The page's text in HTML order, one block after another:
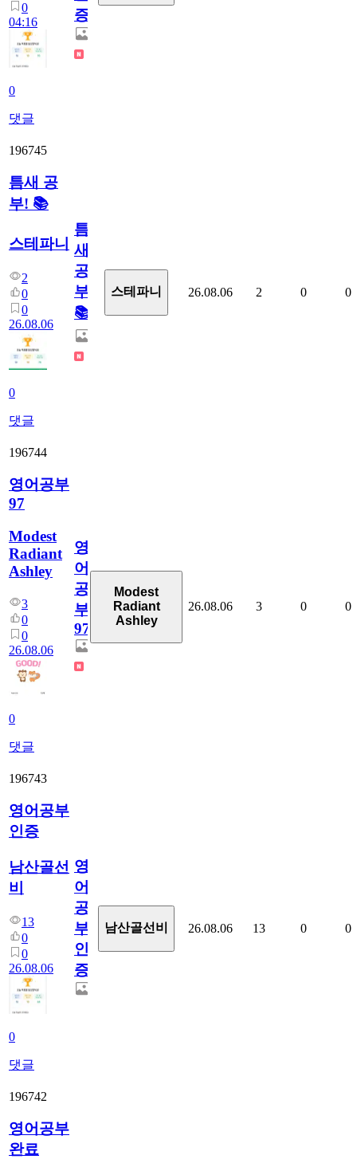
0
04:16
0
댓글
증
196745
틈새 공
부! 📚
스테파니
2
0
0
26.08.06
0
댓글
틈
새
공
부!
📚
스테파니 26.08.06 2 0 0
196744
영어공부
97
Modest
Radiant
Ashley
3
0
0
26.08.06
0
댓글
영
어
공
부
97
Modest
Radiant
Ashley
26.08.06 3 0 0
196743
영어공부
인증
남산골선
비
13
0
0
26.08.06
0
댓글
영
어
공
부
인
증
남산골선비 26.08.06 13 0 0
196742
영어공부
완료